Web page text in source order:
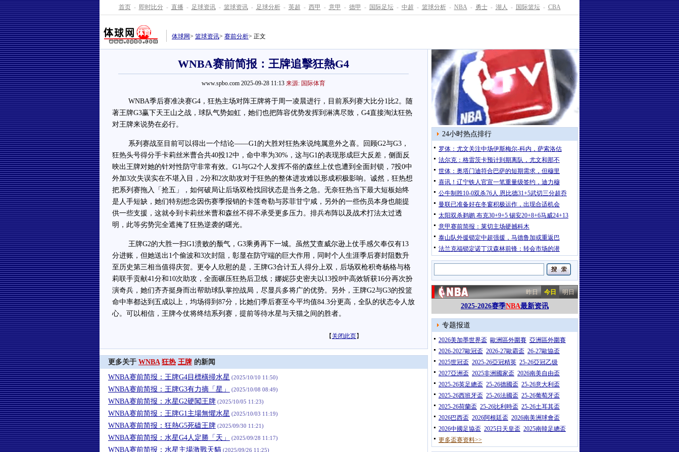
首页 - 即时比分 - 直播 - 足球资讯 - 篮球资讯 - 足球分析 - 英超 - 西甲 - 意甲 - 德甲 - 国际足坛 - 中超 - 篮球分析 - NBA - 勇士 - 湖人 - 国际篮坛 - CBA
体球网> 篮球资讯> 赛前分析> 正文
WNBA赛前简报：王牌追擊狂熱G4
www.spbo.com 2025-09-28 11:13 来源: 国际体育
WNBA季后赛准决赛G4，狂热主场对阵王牌将于周一凌晨进行，目前系列赛大比分1比2。随
著王牌G3赢下天王山之战，球队气势如虹，她们也把阵容优势发挥到淋漓尽致，G4直接淘汰狂热
对王牌来说势在必行。
系列赛战至目前可以得出一个结论——G1的大胜对狂热来说纯属意外之喜。回顾G2与G3，
狂热头号得分手卡莉丝米曹合共40投12中，命中率为30%，这与G1的表现形成巨大反差，侧面反
映出王牌对她的针对性防守非常有效。G1与G2个人发挥不俗的森丝上仗也遭到全面封锁，7投0中
外加3次失误实在不堪入目，2分和2次助攻对于狂热的整体进攻难以形成积极影响。诚然，狂热想
把系列赛拖入「抢五」，如何破局让后场双枪找回状态是当务之急。无奈狂热当下最大短板始终
是人手短缺，她们特别想念因伤赛季报销的卡莲奇勒与苏菲甘宁咸，另外的一些伤员本身也能提
供一些支援，这就令到卡莉丝米曹和森丝不得不承受更多压力。排兵布阵以及战术打法太过透
明，此等劣势完全遮掩了狂热逆袭的曙光。
王牌G2的大胜一扫G1溃败的颓气，G3乘勇再下一城。虽然艾查威尔逊上仗手感欠奉仅有13
分进账，但她送出1个偷波和3次封阻，彰显在防守端的巨大作用，同时个人生涯季后赛封阻数升
至历史第三相当值得庆贺。更令人欣慰的是，王牌G3合计五人得分上双，后场双枪积奇杨格与格
莉联手贡献41分和10次助攻，全面碾压狂热后卫线；娜妮莎史密夫以13投8中高效斩获16分再次扮
演奇兵，她们齐齐挺身而出帮助球队掌控战局，尽显兵多将广的优势。另外，王牌G2与G3的投篮
命中率都达到五成以上，均场得到87分，比她们季后赛至今平均值84.3分更高，全队的状态令人放
心。可以相信，王牌今仗将终结系列赛，提前等待水星与天猫之间的胜者。
【 关闭此页】
更多关于 WNBA 狂热 王牌 的新闻
WNBA赛前简报：王牌G4目標橫掃水星 (2025/10/10 11:50)
WNBA赛前简报：王牌G3有力摘「星」 (2025/10/08 08:49)
WNBA赛前简报：水星G2硬闖王牌 (2025/10/05 11:23)
WNBA赛前简报：王牌G1主場無懼水星 (2025/10/03 11:19)
WNBA赛前简报：狂熱G5死磕王牌 (2025/09/30 11:21)
WNBA赛前简报：水星G4人定勝「天」 (2025/09/28 11:17)
WNBA赛前简报：水星主場激戰天貓 (2025/09/26 11:25)
24小时热点排行
罗体：尤文关注中场伊斯梅尔-科内，萨索洛估
法尔克：格雷茨卡预计到期离队，尤文和那不
世体：奥塔门迪符合巴萨的短期需求，但穆里
喜讯！辽宁铁人官宣一笔重量级签约，迪力穆
公牛制胜10-0双杀76人 恩比德31+5武切三分超乔
曼联已准备好在冬窗积极运作，出现合适机会
太阳双杀鹈鹕 布克30+9+5 锡安20+8+6马威24+13
意甲赛前简报：莱切主场硬撼科木
泰山队外援锁定中超强援，马德鲁加或重返巴
法兰克福锁定诺丁汉森林前锋：转会市场的潜
昨日 今日 明日
2025-2026赛季NBA最新资讯
专题报道
2026美加墨世界盃 歐洲區外圍賽 亞洲區外圍賽
2026-2027歐冠盃 2026-27歐霸盃 26-27歐協盃
2025世冠盃 2025-26亞冠精英 25-26亞冠乙级
2027亞洲盃 2025非洲國家盃 2026南美自由盃
2025-26英足總盃 25-26德國盃 25-26意大利盃
2025-26西班牙盃 25-26法國盃 25-26葡萄牙盃
2025-26荷蘭盃 25-26比利時盃 25-26土耳其盃
2026巴西盃 2026阿根廷盃 2026南美洲球會盃
2026中國足協盃 2025日天皇盃 2025南韓足總盃
更多盃赛资料>>